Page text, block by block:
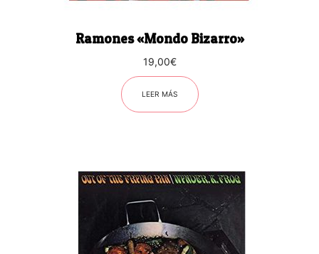
Ramones «Mondo Bizarro»
19,00€
LEER MÁS